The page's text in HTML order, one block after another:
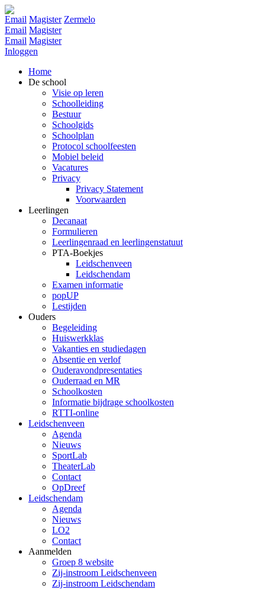
Email Magister Zermelo
Email Magister
Email Magister
Inloggen
Home
De school
Visie op leren
Schoolleiding
Bestuur
Schoolgids
Schoolplan
Protocol schoolfeesten
Mobiel beleid
Vacatures
Privacy
Privacy Statement
Voorwaarden
Leerlingen
Decanaat
Formulieren
Leerlingenraad en leerlingenstatuut
PTA-Boekjes
Leidschenveen
Leidschendam
Examen informatie
popUP
Lestijden
Ouders
Begeleiding
Huiswerkklas
Vakanties en studiedagen
Absentie en verlof
Ouderavondpresentaties
Ouderraad en MR
Schoolkosten
Informatie bijdrage schoolkosten
RTTI-online
Leidschenveen
Agenda
Nieuws
SportLab
TheaterLab
Contact
OpDreef
Leidschendam
Agenda
Nieuws
LO2
Contact
Aanmelden
Groep 8 website
Zij-instroom Leidschenveen
Zij-instroom Leidschendam